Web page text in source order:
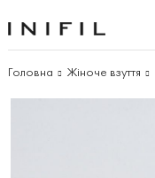
Головна Жіноче взуття